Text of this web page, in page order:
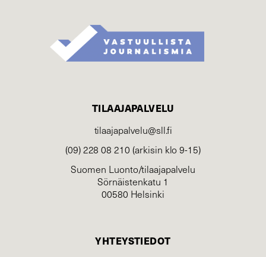
TILAAJAPALVELU
tilaajapalvelu@sll.fi
(09) 228 08 210 (arkisin klo 9-15)
Suomen Luonto/tilaajapalvelu
Sörnäistenkatu 1
00580 Helsinki
YHTEYSTIEDOT